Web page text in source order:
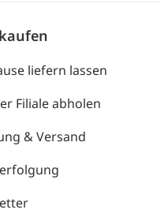
liefern lassen
Filiale abholen
& Versand